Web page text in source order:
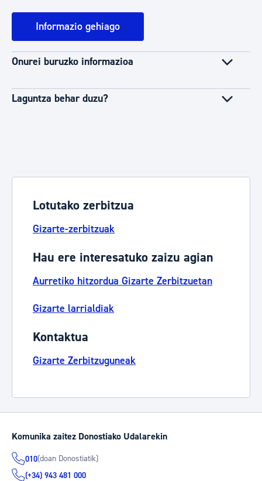
Informazio gehiago
Onurei buruzko informazioa
Laguntza behar duzu?
Lotutako zerbitzua
Gizarte-zerbitzuak
Hau ere interesatuko zaizu agian
Aurretiko hitzordua Gizarte Zerbitzuetan
Gizarte larrialdiak
Kontaktua
Gizarte Zerbitzuguneak
Komunika zaitez Donostiako Udalarekin
010(doan Donostiatik)
(+34) 943 481 000